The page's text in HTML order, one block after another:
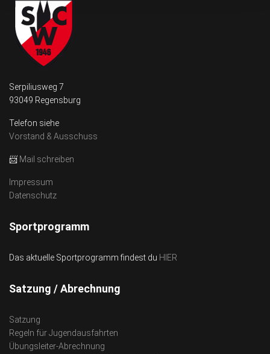
Serpiliusweg 7
93049 Regensburg
Telefon siehe
Vorstand & Ausschuss
📨 Mail schreiben
Impressum
Datenschutz
Sportprogramm
Das aktuelle Sportprogramm findest du HIER
Satzung / Abrechnung
Satzung
Regeln für Jugendausfahrten
Übungsleiter-Abrechnung